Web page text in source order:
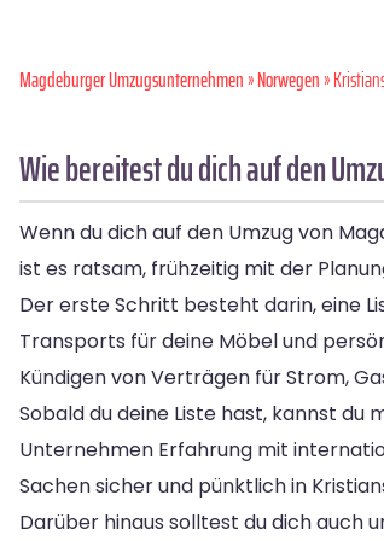
Magdeburger Umzugsunternehmen»Norwegen»
Wie bereitest du dich auf den
Wenn du dich auf den Umzug von
ist es ratsam, frühzeitig mit der
Der erste Schritt besteht darin, eine
Transports für deine Möbel und
Kündigen von Verträgen für Strom,
Sobald du deine Liste hast, kannst
Unternehmen Erfahrung mit
Sachen sicher und pünktlich in
Darüber hinaus solltest du dich auch